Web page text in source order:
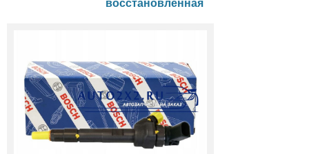
восстановленная